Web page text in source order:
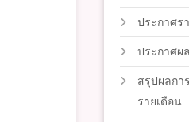
ประกาศร
ประกาศผ
สรุปผลกา
รายเดือน